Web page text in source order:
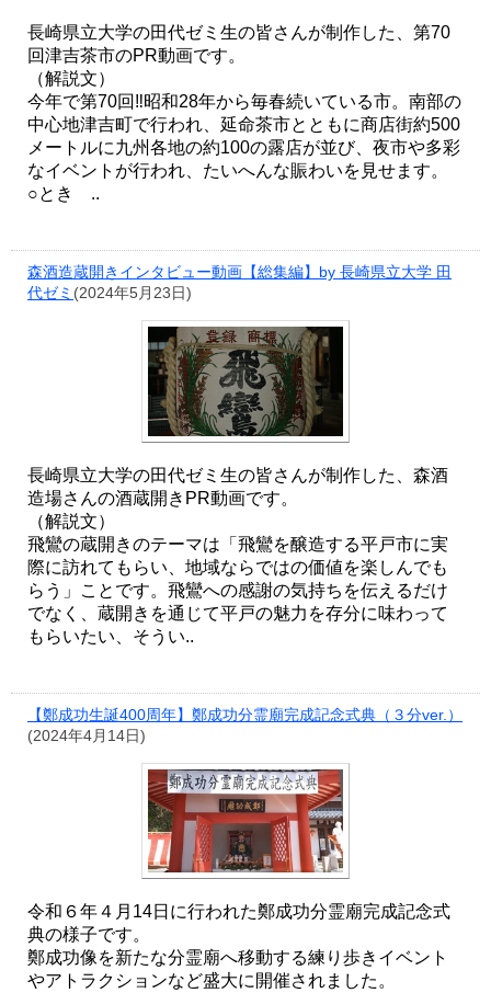
長崎県立大学の田代ゼミ生の皆さんが制作した、第70
回津吉茶市のPR動画です。
（解説文）
今年で第70回‼昭和28年から毎春続いている市。南部の
中心地津吉町で行われ、延命茶市とともに商店街約500
メートルに九州各地の約100の露店が並び、夜市や多彩
なイベントが行われ、たいへんな賑わいを見せます。
○とき ..
森酒造蔵開きインタビュー動画【総集編】by 長崎県立大学 田
代ゼミ (2024年5月23日)
長崎県立大学の田代ゼミ生の皆さんが制作した、森酒
造場さんの酒蔵開きPR動画です。
（解説文）
飛鸞の蔵開きのテーマは「飛鸞を醸造する平戸市に実
際に訪れてもらい、地域ならではの価値を楽しんでも
らう」ことです。飛鸞への感謝の気持ちを伝えるだけ
でなく、蔵開きを通じて平戸の魅力を存分に味わって
もらいたい、そうい..
【鄭成功生誕400周年】鄭成功分霊廟完成記念式典（３分ver.）
(2024年4月14日)
令和６年４月14日に行われた鄭成功分霊廟完成記念式
典の様子です。
鄭成功像を新たな分霊廟へ移動する練り歩きイベント
やアトラクションなど盛大に開催されました。